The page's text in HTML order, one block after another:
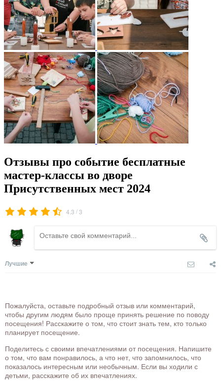
Отзывы про событие бесплатные
мастер-классы во дворе
Присутственных мест 2024
4.3 /3
Лучшие
Пожалуйста, оставьте подробный отзыв или комментарий,
чтобы другим людям было проще принять решение по поводу
посещения! Расскажите о том, что стоит знать тем, кто только
планирует посещение.
Поделитесь с своими впечатлениями от посещения. Напишите
о том, что вам понравилось, а что нет, что запомнилось, что
показалось интересным или необычным. Если вы ходили с
детьми, расскажите об их впечатлениях.